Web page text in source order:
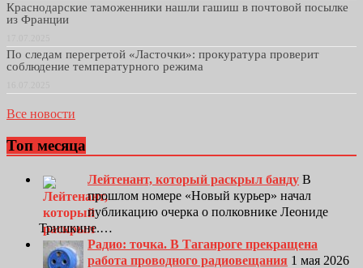
Краснодарские таможенники нашли гашиш в почтовой посылке
из Франции
По следам перегретой «Ласточки»: прокуратура проверит
соблюдение температурного режима
Все новости
Топ месяца
Лейтенант, который раскрыл банду В
прошлом номере «Новый курьер» начал
публикацию очерка о полковнике Леониде
Тришкине.…
Радио: точка. В Таганроге прекращена
работа проводного радиовещания 1 мая 2026